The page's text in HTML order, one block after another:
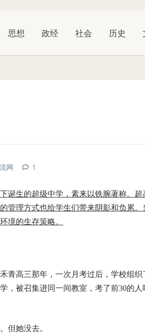
思想 政经 社会 历史
网 1
诞生的超级中学，素来以铁腕著称。超
管理方式也给学生们带来阴影和负累。
境的生存策略。
青高三那年，一次月考过后，学校组织
，被召集进同一间教室，考了前30的
但她没去。